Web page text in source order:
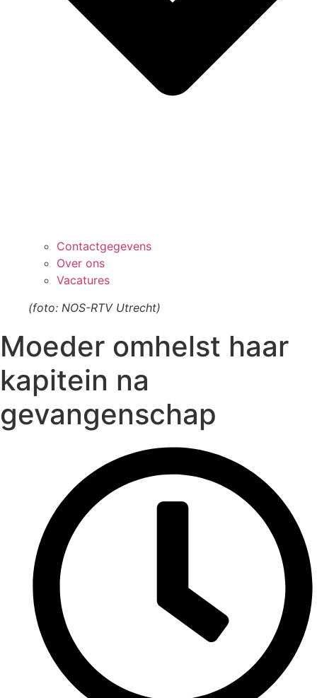
Contactgegevens
Over ons
Vacatures
(foto: NOS-RTV Utrecht)
Moeder omhelst haar
kapitein na
gevangenschap